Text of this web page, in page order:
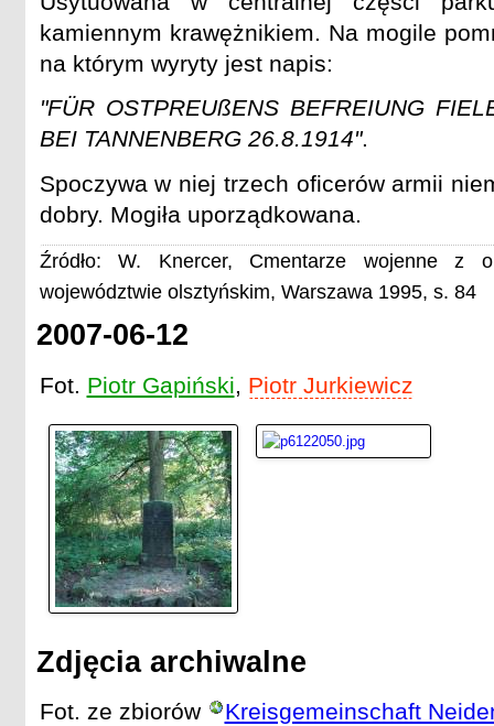
kamiennym krawężnikiem. Na mogile
na którym wyryty jest napis:
"FÜR OSTPREUßENS BEFREIUNG
BEI TANNENBERG 26.8.1914".
Spoczywa w niej trzech oficerów armii
dobry. Mogiła uporządkowana.
Źródło: W. Knercer, Cmentarze wojenne z
województwie olsztyńskim, Warszawa 1995, s. 84
2007-06-12
Fot. Piotr Gapiński, Piotr Jurkiewicz
Zdjęcia archiwalne
Fot. ze zbiorów Kreisgemeinschaft